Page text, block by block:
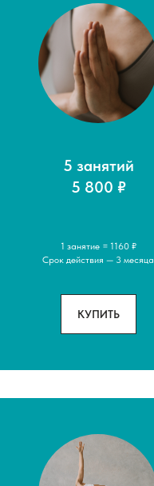
5 занятий
5 800 ₽
1 занятие = 1160 ₽
Срок действия — 3 месяца
КУПИТЬ